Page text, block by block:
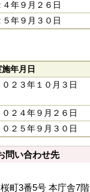
４年９月２６日
５年９月３０日
施年月日
０２３年１０月３日
０２４年９月２６日
０２５年９月３０日
問い合わせ先
町3番5号 本庁舎7階